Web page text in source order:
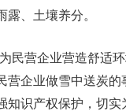
露、土壤养分。
营企业营造舒适环
营企业做雪中送炭
知识产权保护，切实